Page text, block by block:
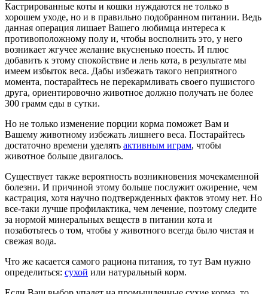
Кастрированные коты и кошки нуждаются не только в
хорошем уходе, но и в правильно подобранном питании. Ведь
данная операция лишает Вашего любимца интереса к
противоположному полу и, чтобы восполнить это, у него
возникает жгучее желание вкусненько поесть. И плюс
добавить к этому спокойствие и лень кота, в результате мы
имеем избыток веса. Дабы избежать такого неприятного
момента, постарайтесь не перекармливать своего пушистого
друга, ориентировочно животное должно получать не более
300 грамм еды в сутки.
Но не только изменение порции корма поможет Вам и
Вашему животному избежать лишнего веса. Постарайтесь
достаточно времени уделять активным играм, чтобы
животное больше двигалось.
Существует также вероятность возникновения мочекаменной
болезни. И причиной этому больше послужит ожирение, чем
кастрация, хотя научно подтвержденных фактов этому нет. Но
все-таки лучше профилактика, чем лечение, поэтому следите
за нормой минеральных веществ в питании кота и
позаботьтесь о том, чтобы у животного всегда было чистая и
свежая вода.
Что же касается самого рациона питания, то тут Вам нужно
определиться: сухой или натуральный корм.